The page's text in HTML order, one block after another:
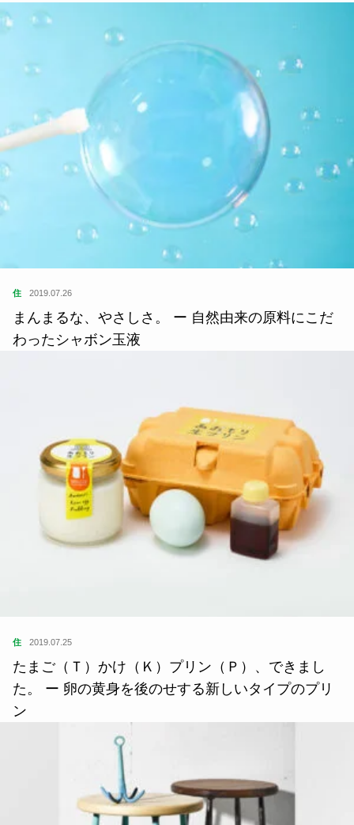
住 2019.07.26
まんまるな、やさしさ。 ー 自然由来の原料にこだ
わったシャボン玉液
住 2019.07.25
たまご（Ｔ）かけ（Ｋ）プリン（Ｐ）、できまし
た。 ー 卵の黄身を後のせする新しいタイプのプリ
ン